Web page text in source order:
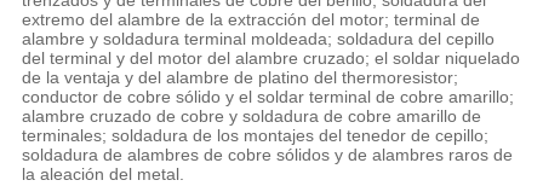
extremo del alambre de la extracción del motor; terminal de
alambre y soldadura terminal moldeada; soldadura del cepillo
del terminal y del motor del alambre cruzado; el soldar niquelado
de la ventaja y del alambre de platino del thermoresistor;
conductor de cobre sólido y el soldar terminal de cobre amarillo;
alambre cruzado de cobre y soldadura de cobre amarillo de
terminales; soldadura de los montajes del tenedor de cepillo;
soldadura de alambres de cobre sólidos y de alambres raros de
la aleación del metal.